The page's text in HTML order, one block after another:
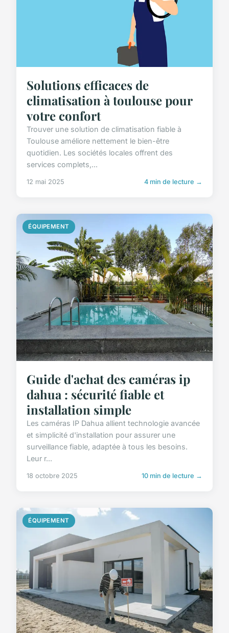
Solutions efficaces de
climatisation à toulouse pour
votre confort
Trouver une solution de climatisation fiable à
Toulouse améliore nettement le bien-être
quotidien. Les sociétés locales offrent des
services complets,...
12 mai 2025 4 min de lecture →
ÉQUIPEMENT
Guide d'achat des caméras ip
dahua : sécurité fiable et
installation simple
Les caméras IP Dahua allient technologie avancée
et simplicité d'installation pour assurer une
surveillance fiable, adaptée à tous les besoins.
Leur r...
18 octobre 2025 10 min de lecture →
ÉQUIPEMENT